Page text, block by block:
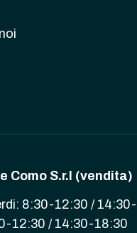
Como S.r.l (vendita)
8:30-12:30 /
12:30 / 14:30-18:30